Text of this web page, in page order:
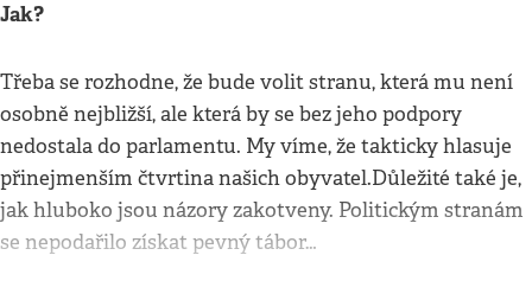
Jak?
Třeba se rozhodne, že bude volit stranu, která mu není
osobně nejbližší, ale která by se bez jeho podpory
nedostala do parlamentu. My víme, že takticky hlasuje
přinejmenším čtvrtina našich obyvatel.Důležité také je,
jak hluboko jsou názory zakotveny. Politickým stranám
se nepodařilo získat pevný tábor…